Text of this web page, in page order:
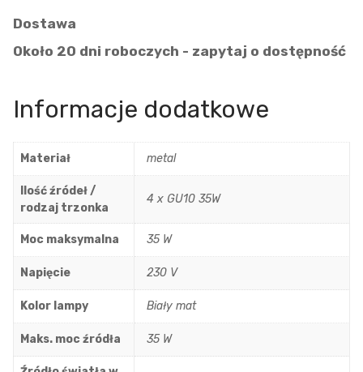
Dostawa
Około 20 dni roboczych - zapytaj o dostępność
Informacje dodatkowe
Materiał metal
Ilość źródeł /
rodzaj trzonka
4 x GU10 35W
Moc maksymalna 35 W
Napięcie 230 V
Kolor lampy Biały mat
Maks. moc źródła 35 W